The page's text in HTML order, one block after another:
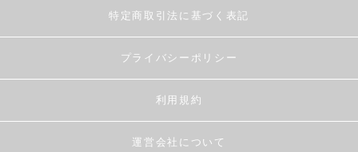
特定商取引法に基づく表記
プライバシーポリシー
利用規約
運営会社について